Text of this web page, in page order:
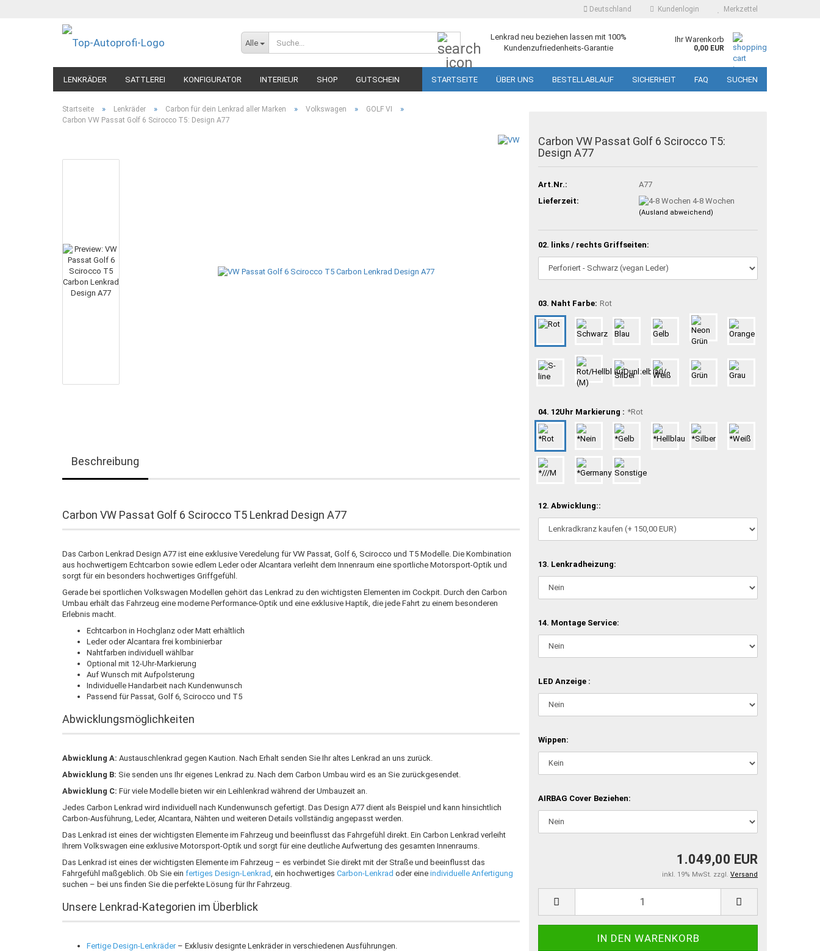
Deutschland Kundenlogin Merkzettel
Alle
Lenkrad neu beziehen lassen mit 100%
Kundenzufriedenheits-Garantie
Ihr Warenkorb
0,00 EUR
LENKRÄDER SATTLEREI KONFIGURATOR INTERIEUR SHOP GUTSCHEIN STARTSEITE ÜBER UNS BESTELLABLAUF SICHERHEIT FAQ SUCHEN
Startseite » Lenkräder » Carbon für dein Lenkrad aller Marken » Volkswagen » GOLF VI »
Carbon VW Passat Golf 6 Scirocco T5: Design A77
Carbon VW Passat Golf 6 Scirocco T5:
Design A77
Art.Nr.:
A77
Lieferzeit:
4-8 Wochen
(Ausland abweichend)
02. links / rechts Griffseiten:
03. Naht Farbe: Rot
04. 12Uhr Markierung : *Rot
12. Abwicklung::
13. Lenkradheizung:
14. Montage Service:
LED Anzeige :
Wippen:
AIRBAG Cover Beziehen:
1.049,00 EUR
inkl. 19% MwSt. zzgl. Versand
Beschreibung
Carbon VW Passat Golf 6 Scirocco T5 Lenkrad Design A77
Das Carbon Lenkrad Design A77 ist eine exklusive Veredelung für VW Passat, Golf 6, Scirocco und T5 Modelle. Die Kombination
aus hochwertigem Echtcarbon sowie edlem Leder oder Alcantara verleiht dem Innenraum eine sportliche Motorsport-Optik und
sorgt für ein besonders hochwertiges Griffgefühl.
Gerade bei sportlichen Volkswagen Modellen gehört das Lenkrad zu den wichtigsten Elementen im Cockpit. Durch den Carbon
Umbau erhält das Fahrzeug eine moderne Performance-Optik und eine exklusive Haptik, die jede Fahrt zu einem besonderen
Erlebnis macht.
Echtcarbon in Hochglanz oder Matt erhältlich
Leder oder Alcantara frei kombinierbar
Nahtfarben individuell wählbar
Optional mit 12-Uhr-Markierung
Auf Wunsch mit Aufpolsterung
Individuelle Handarbeit nach Kundenwunsch
Passend für Passat, Golf 6, Scirocco und T5
Abwicklungsmöglichkeiten
Abwicklung A: Austauschlenkrad gegen Kaution. Nach Erhalt senden Sie Ihr altes Lenkrad an uns zurück.
Abwicklung B: Sie senden uns Ihr eigenes Lenkrad zu. Nach dem Carbon Umbau wird es an Sie zurückgesendet.
Abwicklung C: Für viele Modelle bieten wir ein Leihlenkrad während der Umbauzeit an.
Jedes Carbon Lenkrad wird individuell nach Kundenwunsch gefertigt. Das Design A77 dient als Beispiel und kann hinsichtlich
Carbon-Ausführung, Leder, Alcantara, Nähten und weiteren Details vollständig angepasst werden.
Das Lenkrad ist eines der wichtigsten Elemente im Fahrzeug und beeinflusst das Fahrgefühl direkt. Ein Carbon Lenkrad verleiht
Ihrem Volkswagen eine exklusive Motorsport-Optik und sorgt für eine deutliche Aufwertung des gesamten Innenraums.
Das Lenkrad ist eines der wichtigsten Elemente im Fahrzeug – es verbindet Sie direkt mit der Straße und beeinflusst das
Fahrgefühl maßgeblich. Ob Sie ein fertiges Design-Lenkrad, ein hochwertiges Carbon-Lenkrad oder eine individuelle Anfertigung
suchen – bei uns finden Sie die perfekte Lösung für Ihr Fahrzeug.
Unsere Lenkrad-Kategorien im Überblick
Fertige Design-Lenkräder– Exklusiv designte Lenkräder in verschiedenen Ausführungen.